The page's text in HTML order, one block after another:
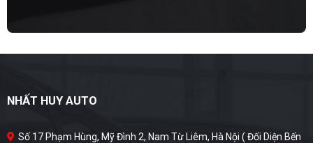
NHẤT HUY AUTO
Số 17 Phạm Hùng, Mỹ Đình 2, Nam Từ Liêm, Hà Nội ( Đối Diện Bến